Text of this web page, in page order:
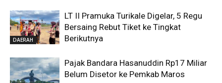
DAERAH
LT II Pramuka Turikale Digelar, 5 Regu
Bersaing Rebut Tiket ke Tingkat
Berikutnya
Pajak Bandara Hasanuddin Rp17 Miliar
Belum Disetor ke Pemkab Maros